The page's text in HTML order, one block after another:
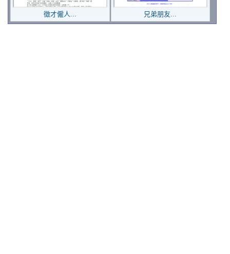
徵才僱人... 兄弟朋友...